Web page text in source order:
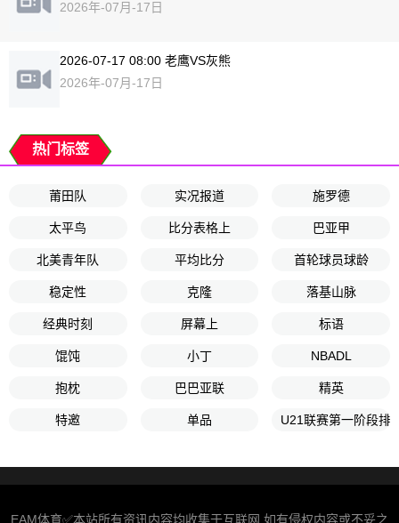
2026年-07月-17日
2026-07-17 08:00 老鹰VS灰熊
2026年-07月-17日
热门标签
莆田队 实况报道 施罗德
太平鸟 比分表格上 巴亚甲
北美青年队 平均比分 首轮球员球龄
稳定性 克隆 落基山脉
经典时刻 屏幕上 标语
馄饨 小丁 NBADL
抱枕 巴巴亚联 精英
特邀 单品 U21联赛第一阶段排
EAM体育✅本站所有资讯内容均收集于互联网,如有侵权内容或不妥之